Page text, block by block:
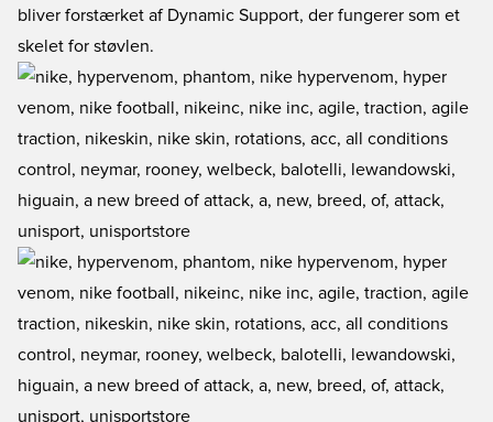
bliver forstærket af Dynamic Support, der fungerer som et
skelet for støvlen.